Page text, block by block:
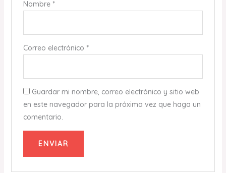
Nombre *
Correo electrónico *
Guardar mi nombre, correo electrónico y sitio web
en este navegador para la próxima vez que haga un
comentario.